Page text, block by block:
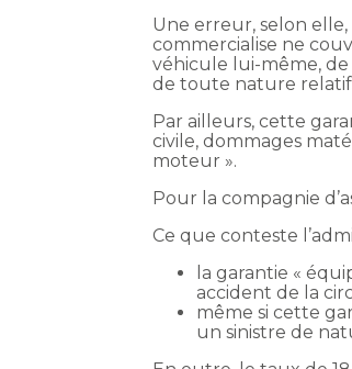
Une erreur, selon
commercialise ne
véhicule lui-même,
de toute nature
Par ailleurs, cette
civile, dommages
moteur ».
Pour la compagnie
Ce que conteste
la garantie «
accident de la
même si cette
un sinistre de